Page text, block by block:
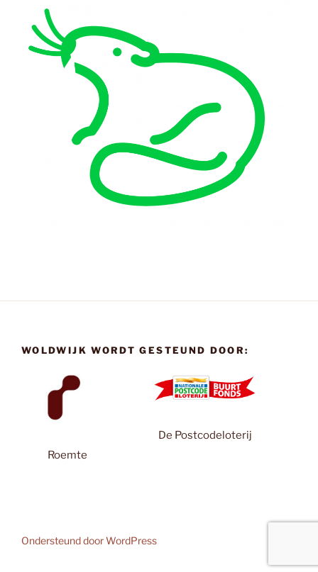
WOLDWIJK WORDT GESTEUND DOOR:
Roemte
De Postcodeloterij
Ondersteund door WordPress